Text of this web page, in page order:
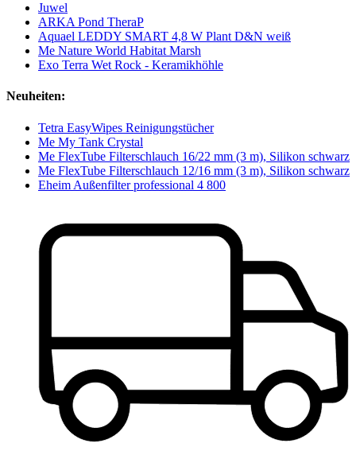
Juwel
ARKA Pond TheraP
Aquael LEDDY SMART 4,8 W Plant D&N weiß
Me Nature World Habitat Marsh
Exo Terra Wet Rock - Keramikhöhle
Neuheiten:
Tetra EasyWipes Reinigungstücher
Me My Tank Crystal
Me FlexTube Filterschlauch 16/22 mm (3 m), Silikon schwarz
Me FlexTube Filterschlauch 12/16 mm (3 m), Silikon schwarz
Eheim Außenfilter professional 4 800